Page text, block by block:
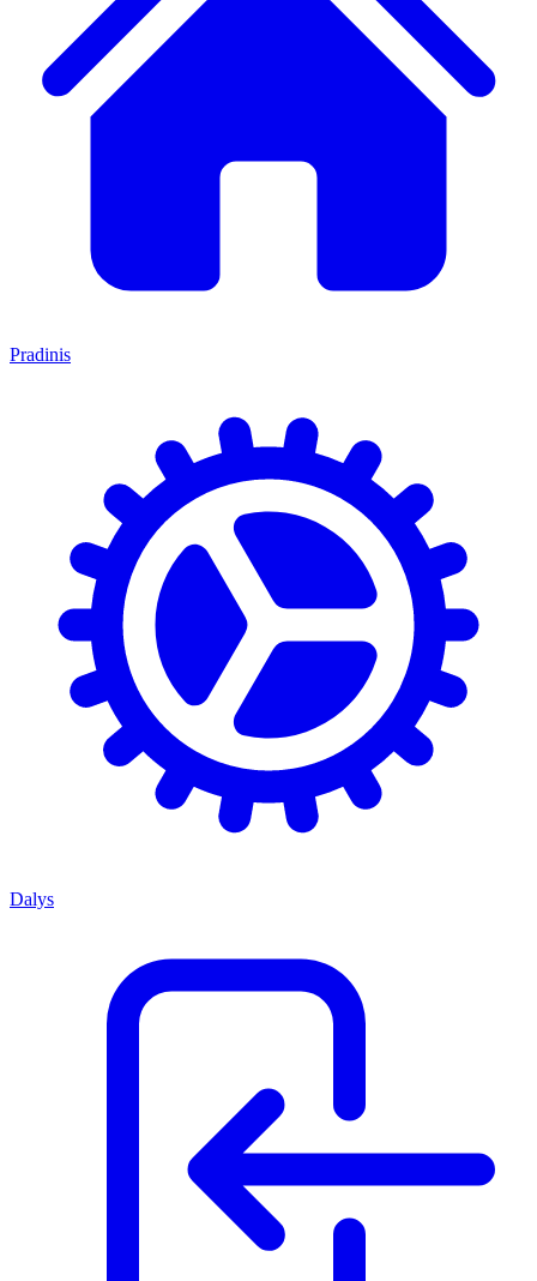
Pradinis
Dalys